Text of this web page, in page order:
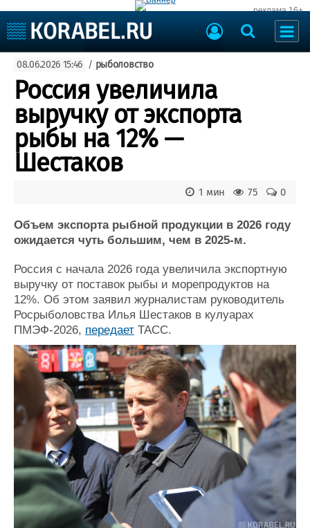
реклама 16+
Судоходство
Судоремонт
События
Порты
Рыболовство
ВМФ
Образование
Яхты и катера
Еще
Пульс
Новости
Репутация
Работа
Крюинг
Журнал
Реклама
Доска объявлений
Продажа флота
Изделия
Материалы
Услуги
Конференции
Выставки и семинары
Личности
Словарь
Флот
Галерея флота
Форум
Отзывы
Все службы
08.06.2026 15:46 / рыболовство
Россия увеличила
выручку от экспорта
рыбы на 12% —
Шестаков
0
75
1 мин
Объем экспорта рыбной продукции в 2026 году
ожидается чуть большим, чем в 2025-м.
Россия с начала 2026 года увеличила экспортную
выручку от поставок рыбы и морепродуктов на
12%. Об этом заявил журналистам руководитель
Росрыболовства Илья Шестаков в кулуарах
ПМЭФ-2026, передает ТАСС.